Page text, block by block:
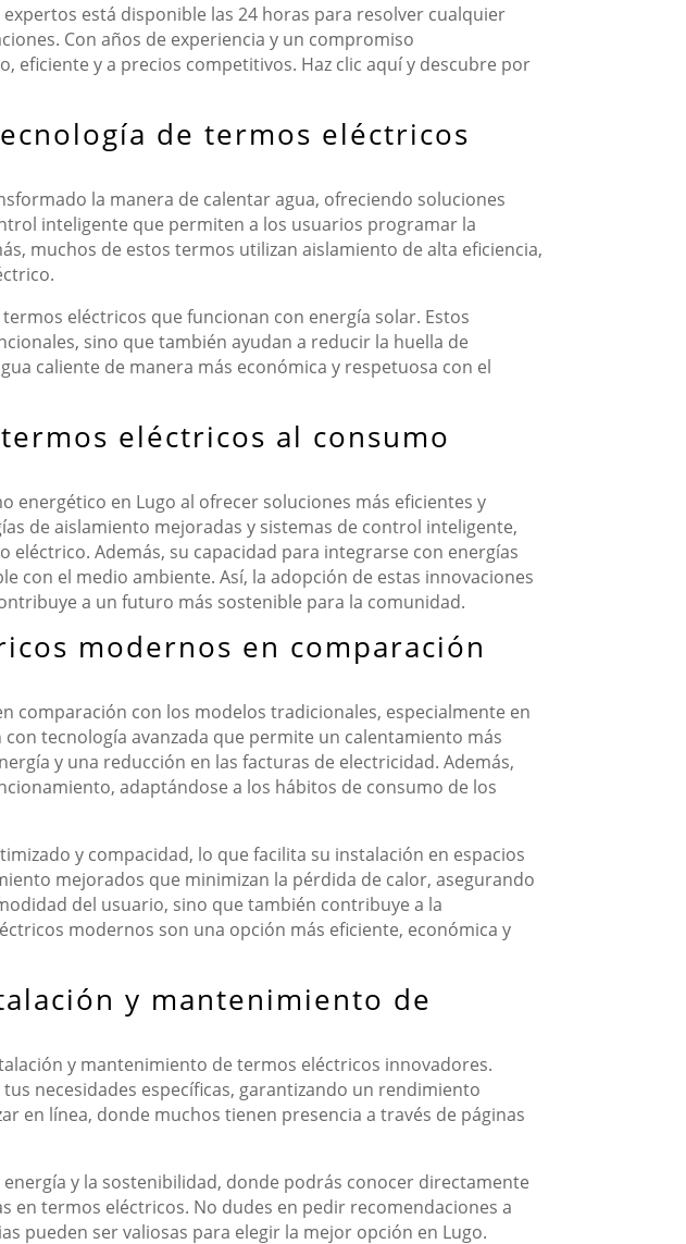
está disponible las 24 horas para resolver cualquier
Con años de experiencia y un compromiso
eficiente y a precios competitivos. Haz clic aquí y descubre por
de termos eléctricos
la manera de calentar agua, ofreciendo soluciones
inteligente que permiten a los usuarios programar la
muchos de estos termos utilizan aislamiento de alta eficiencia,
eléctricos que funcionan con energía solar. Estos
sino que también ayudan a reducir la huella de
caliente de manera más económica y respetuosa con el
eléctricos al consumo
energético en Lugo al ofrecer soluciones más eficientes y
de aislamiento mejoradas y sistemas de control inteligente,
Además, su capacidad para integrarse con energías
con el medio ambiente. Así, la adopción de estas innovaciones
a un futuro más sostenible para la comunidad.
modernos en comparación
comparación con los modelos tradicionales, especialmente en
tecnología avanzada que permite un calentamiento más
y una reducción en las facturas de electricidad. Además,
adaptándose a los hábitos de consumo de los
y compacidad, lo que facilita su instalación en espacios
mejorados que minimizan la pérdida de calor, asegurando
del usuario, sino que también contribuye a la
modernos son una opción más eficiente, económica y
y mantenimiento de
y mantenimiento de termos eléctricos innovadores.
necesidades específicas, garantizando un rendimiento
en línea, donde muchos tienen presencia a través de páginas
y la sostenibilidad, donde podrás conocer directamente
termos eléctricos. No dudes en pedir recomendaciones a
pueden ser valiosas para elegir la mejor opción en Lugo.